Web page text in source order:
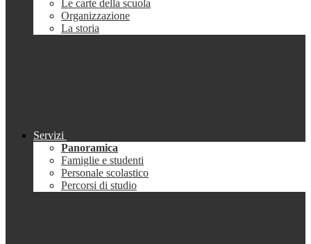
Le carte della scuola
Organizzazione
La storia
Servizi
Panoramica
Famiglie e studenti
Personale scolastico
Percorsi di studio